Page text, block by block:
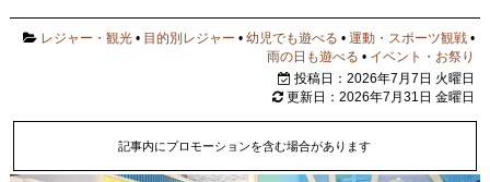
レジャー・観光 • 目的別レジャー •幼児でも遊べる •運動・スポーツ観戦 •
雨の日も遊べる • イベント・お祭り
投稿日：2026年7月7日 火曜日
更新日：2026年7月31日 金曜日
記事内にプロモーションを含む場合があります